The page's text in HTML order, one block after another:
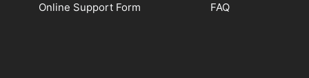
Online Support Form FAQ